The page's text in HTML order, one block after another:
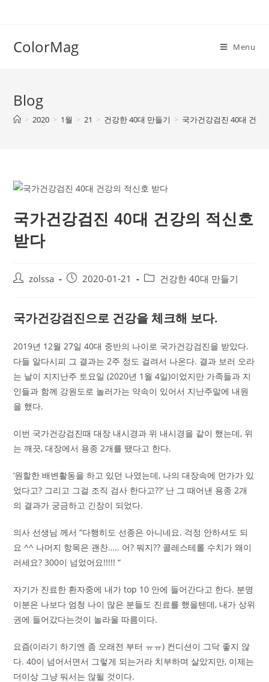
ColorMag Menu
Blog
> 2020 > 1월 > 21 > 건강한 40대 만들기 > 국가건강검진 40대 건강
국가건강검진 40대 건강의 적신호
받다
Postzolssa
Post2020-01-21
Post건강한 40대 만들기
국가건강검진으로 건강을 체크해 보다.
2019년 12월 27일 40대 중반의 나이로 국가건강검진을 받았다.
다들 알다시피 그 결과는 2주 정도 걸려서 나온다. 결과 보러 오라
는 날이 지지난주 토요일 (2020년 1월 4일)이었지만 가족들과 지
인들과 함께 강원도로 놀러가는 약속이 있어서 지난주말에 내원
을 했다.
이번 국가건강검진때 대장 내시경과 위 내시경을 같이 했는데, 위
는 깨끗, 대장에서 용종 2개를 땠다고 한다.
‘원할한 배변활동을 하고 있던 나였는데, 나의 대장속에 먼가가 있
었다고? 그리고 그걸 조직 검사 한다고??’ 난 그 때어낸 용종 2개
의 결과가 궁금하고 긴장이 되었다.
의사 선생님 께서 “다행히도 선종은 아니네요. 걱정 안하셔도 되
요 ^^ 나머지 항목은 괜찬….. 어? 뭐지?? 콜레스테롤 수치가 왜이
러세요? 300이 넘었어요!!!!! “
자기가 진료한 환자중에 내가 top 10 안에 들어간다고 한다. 분명
이분은 나보다 엄청 나이 많은 분들도 진료를 했을텐데, 내가 상위
권에 들어갔다는것이 놀라울 따름이다.
요즘(이라기 하기엔 좀 오래전 부터 ㅠㅠ) 컨디션이 그닥 좋지 않
다. 40이 넘어서면서 그렇게 되는거라 치부하며 살았지만, 이제는
더이상 그냥 둬서는 않될 것이다.